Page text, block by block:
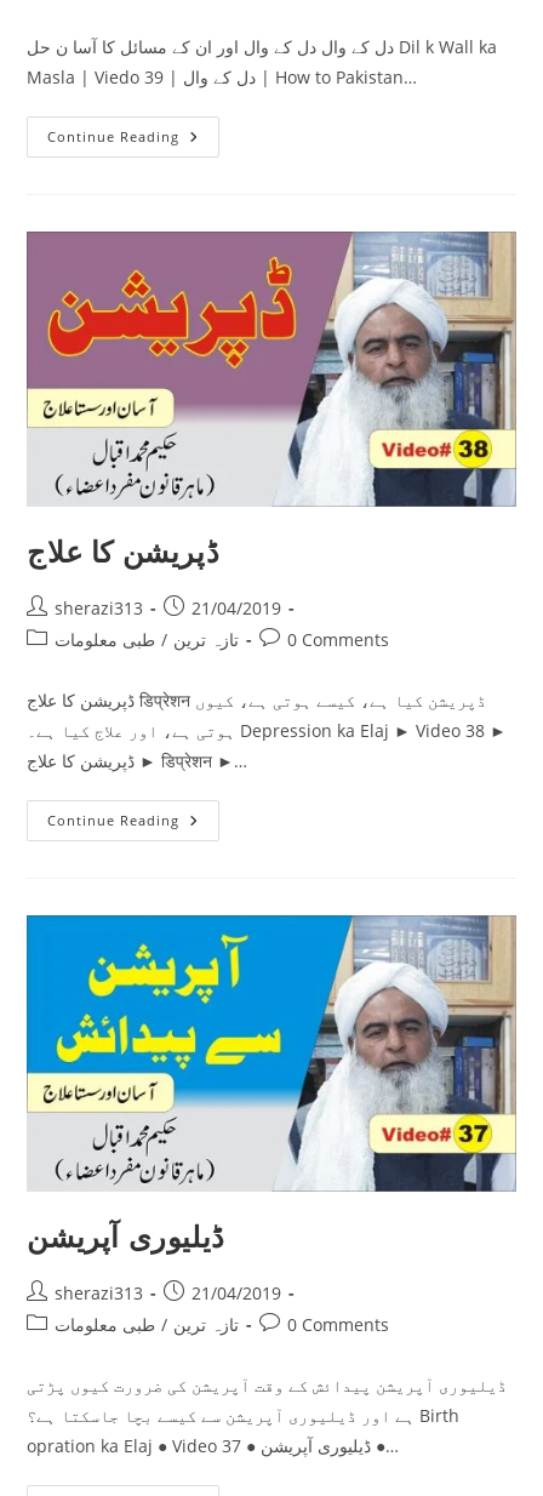
دل کے وال دل کے وال اور ان کے مسائل کا آسا ن حل Dil k Wall ka
Masla | Viedo 39 | دل کے وال | How to Pakistan…
Continue Reading دل
کے
ڈپریشن کا علاج
Post
author:
sherazi313
Post
published:
21/04/2019
Post
تازہ ترین / طبی معلومات
Post0 Comments
ڈپریشن کا علاج डिप्रेशन ڈپریشن کیا ہے، کیسے ہوتی ہے، کیوں
ہوتی ہے، اور علاج کیا ہے۔ Depression ka Elaj ► Video 38 ►
ڈپریشن کا علاج ► डिप्रेशन ►…
Continue Reading ڈپریشن
کا
ڈیلیوری آپریشن
Post
author:
sherazi313
Post
published:
21/04/2019
Post
تازہ ترین / طبی معلومات
Post0 Comments
ڈیلیوری آپریشن پیدائش کے وقت آپریشن کی ضرورت کیوں پڑتی
ہے اور ڈیلیوری آپریشن سے کیسے بچا جاسکتا ہے؟ Birth
opration ka Elaj ● Video 37 ● ڈیلیوری آپریشن ●…